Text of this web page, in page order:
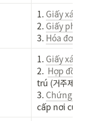
1. Giấy xác
2. Giấy
3. Hóa đơn
1. Giấy xác
2. Hợp
trú (거주제공
3. Chứng
cấp nơi cư trú